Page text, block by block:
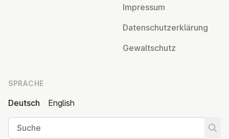
Impressum
Da­ten­schutz­er­klä­rung
Ge­walt­schutz
SPRACHE
Deutsch
English
Suche